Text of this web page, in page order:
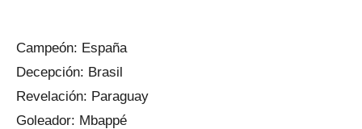
Campeón: España
Decepción: Brasil
Revelación: Paraguay
Goleador: Mbappé